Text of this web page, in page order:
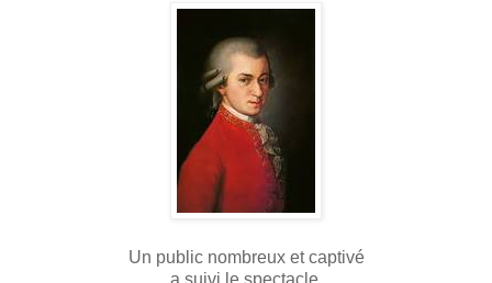
Un public nombreux et captivé
a suivi le spectacle